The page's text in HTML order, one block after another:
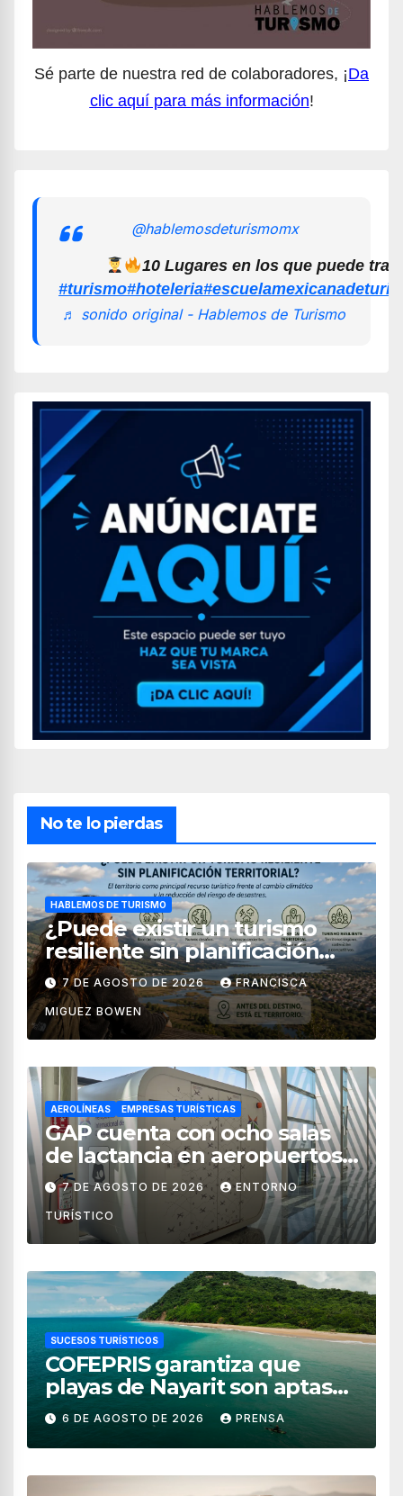
Sé parte de nuestra red de colaboradores, ¡Da
clic aquí para más información!
@hablemosdeturismomx
10 Lugares en los que puede
#turismo#hoteleria
♬ sonido original - Hablemos de Turismo
No te lo pierdas
HABLEMOS DE TURISMO
¿Puede existir un turismo
resiliente sin planificación
territorial?
7 DE AGOSTO DE 2026 FRANCISCA
MIGUEZ BOWEN
AEROLÍNEAS EMPRESAS TURÍSTICAS
GAP cuenta con ocho salas
de lactancia en aeropuertos
de México
7 DE AGOSTO DE 2026 ENTORNO
TURÍSTICO
SUCESOS TURÍSTICOS
COFEPRIS garantiza que
playas de Nayarit son aptas
para uso recreativo
6 DE AGOSTO DE 2026 PRENSA